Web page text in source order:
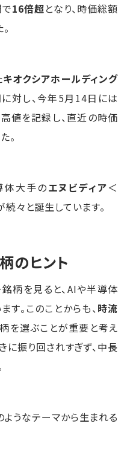
16倍超となり、時価総額
キオクシアホールディング
対し、今年5月14日には
値を記録し、直近の時価
。
体大手のエヌビディア＜
々と誕生しています。
のヒント
柄を見ると、AIや半導体
。このことからも、時流
を選ぶことが重要と考え
に振り回されすぎず、中長
うなテーマから生まれる